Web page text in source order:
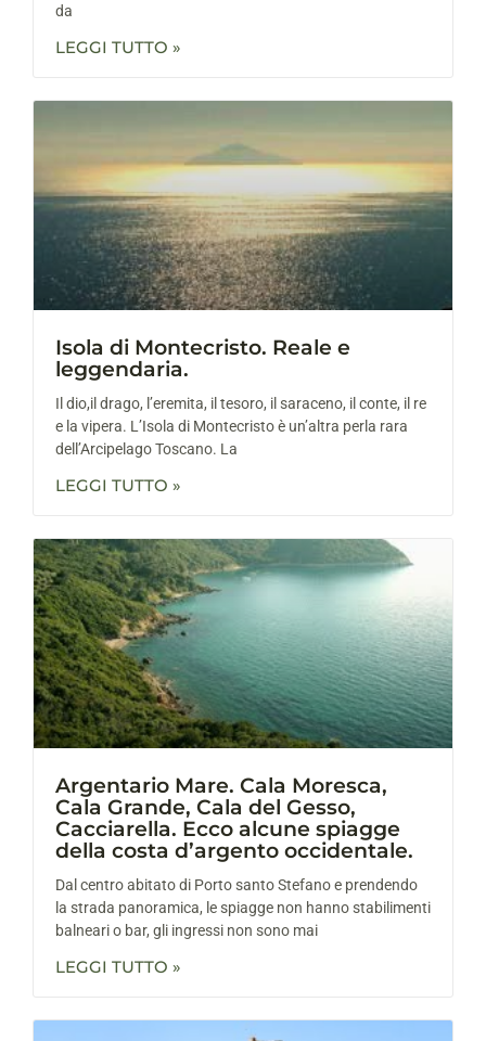
da
LEGGI TUTTO »
Isola di Montecristo. Reale e
leggendaria.
Il dio,il drago, l’eremita, il tesoro, il saraceno, il conte, il re
e la vipera. L’Isola di Montecristo è un’altra perla rara
dell’Arcipelago Toscano. La
LEGGI TUTTO »
Argentario Mare. Cala Moresca,
Cala Grande, Cala del Gesso,
Cacciarella. Ecco alcune spiagge
della costa d’argento occidentale.
Dal centro abitato di Porto santo Stefano e prendendo
la strada panoramica, le spiagge non hanno stabilimenti
balneari o bar, gli ingressi non sono mai
LEGGI TUTTO »